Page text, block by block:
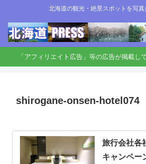
北海道の観光・絶景スポットを写
「アフィリエイト広告」等の広告が掲載し
shirogane-onsen-hotel074
旅行会社各
キャンペー